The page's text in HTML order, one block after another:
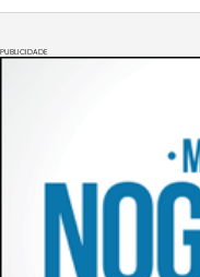
PUBLICIDADE